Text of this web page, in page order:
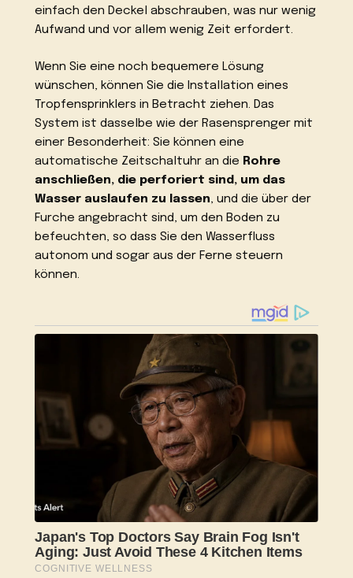
einfach den Deckel abschrauben, was nur wenig
Aufwand und vor allem wenig Zeit erfordert.
Wenn Sie eine noch bequemere Lösung
wünschen, können Sie die Installation eines
Tropfensprinklers in Betracht ziehen. Das
System ist dasselbe wie der Rasensprenger mit
einer Besonderheit: Sie können eine
automatische Zeitschaltuhr an die Rohre
anschließen, die perforiert sind, um das
Wasser auslaufen zu lassen, und die über der
Furche angebracht sind, um den Boden zu
befeuchten, so dass Sie den Wasserfluss
autonom und sogar aus der Ferne steuern
können.